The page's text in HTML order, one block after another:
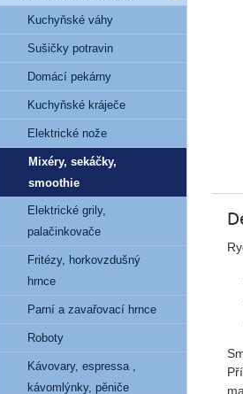
Kuchyňské váhy
Sušičky potravin
Domácí pekárny
Kuchyňské kráječe
Elektrické nože
Mixéry, sekáčky,
smoothie
Elektrické grily,
palačinkovače
Fritézy, horkovzdušný
hrnce
Parní a zavařovací hrnce
Roboty
Kávovary, espressa ,
kávomlýnky, pěniče